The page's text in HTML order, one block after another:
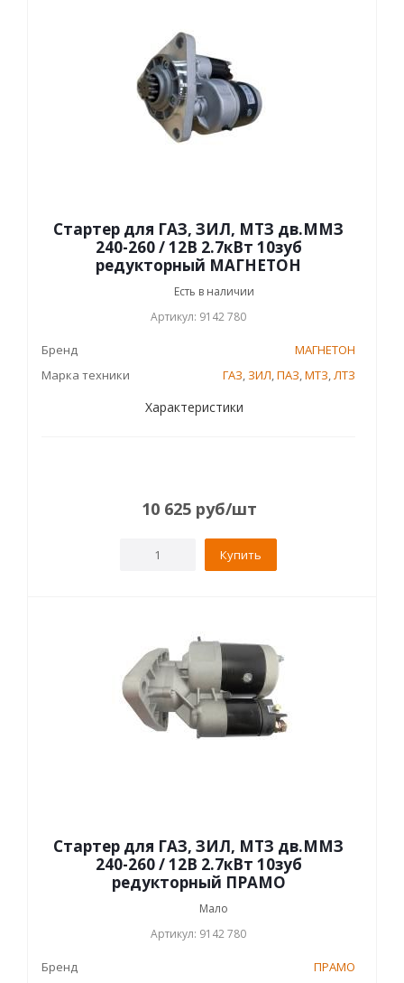
Стартер для ГАЗ, ЗИЛ, МТЗ дв.ММЗ
240-260 / 12В 2.7кВт 10зуб
редукторный МАГНЕТОН
Есть в наличии
Артикул: 9142 780
Бренд
МАГНЕТОН
Марка техники
ГАЗ, ЗИЛ,ПАЗ,МТЗ,ЛТЗ
Характеристики
10 625руб/шт
Купить
Стартер для ГАЗ, ЗИЛ, МТЗ дв.ММЗ
240-260 / 12В 2.7кВт 10зуб
редукторный ПРАМО
Мало
Артикул: 9142 780
Бренд
ПРАМО